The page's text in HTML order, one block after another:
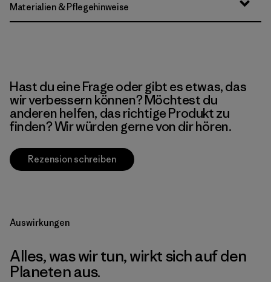
Materialien & Pflegehinweise
Hast du eine Frage oder gibt es etwas, das
wir verbessern können? Möchtest du
anderen helfen, das richtige Produkt zu
finden? Wir würden gerne von dir hören.
Rezension schreiben
Auswirkungen
Alles, was wir tun, wirkt sich auf den
Planeten aus.